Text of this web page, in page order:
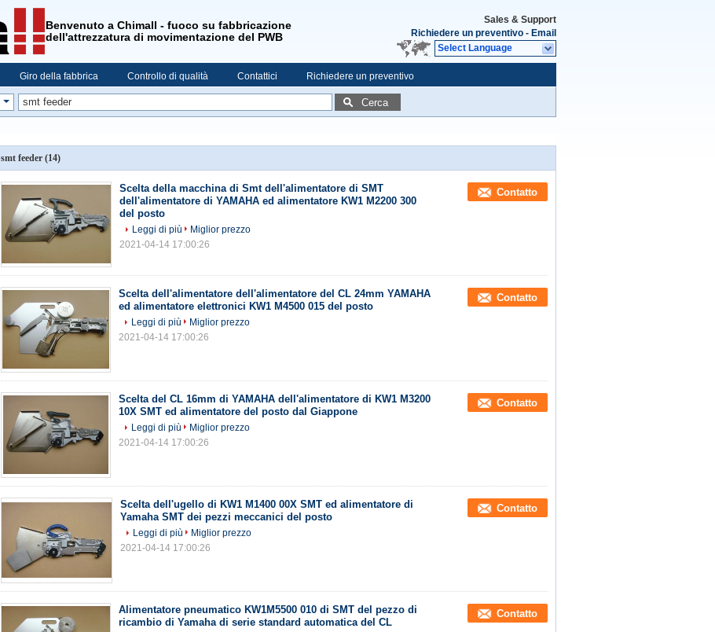
Benvenuto a Chimall - fuoco su fabbricazione
dell'attrezzatura di movimentazione del PWB
Sales & Support
Richiedere un preventivo - Email
Select Language
Giro della fabbrica Controllo di qualità Contattici Richiedere un preventivo
Cerca
smt feeder (14)
Scelta della macchina di Smt dell'alimentatore di SMT
dell'alimentatore di YAMAHA ed alimentatore KW1 M2200 300
del posto
Contatto
Leggi di più
Miglior prezzo
2021-04-14 17:00:26
Scelta dell'alimentatore dell'alimentatore del CL 24mm YAMAHA
ed alimentatore elettronici KW1 M4500 015 del posto
Contatto
Leggi di più
Miglior prezzo
2021-04-14 17:00:26
Scelta del CL 16mm di YAMAHA dell'alimentatore di KW1 M3200
10X SMT ed alimentatore del posto dal Giappone
Contatto
Leggi di più
Miglior prezzo
2021-04-14 17:00:26
Scelta dell'ugello di KW1 M1400 00X SMT ed alimentatore di
Yamaha SMT dei pezzi meccanici del posto
Contatto
Leggi di più
Miglior prezzo
2021-04-14 17:00:26
Alimentatore pneumatico KW1M5500 010 di SMT del pezzo di
ricambio di Yamaha di serie standard automatica del CL
Contatto